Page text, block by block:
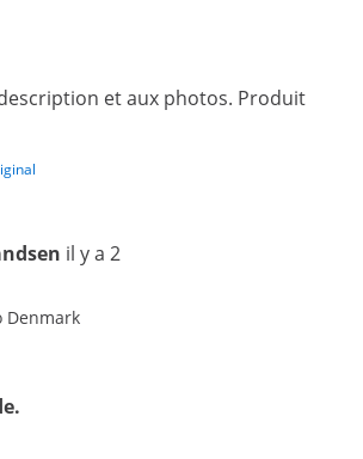
et aux photos. Produit
il y a 2
Denmark